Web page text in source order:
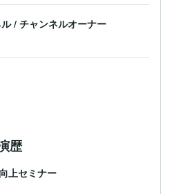
/ チャンネルオーナー
歴
上セミナー